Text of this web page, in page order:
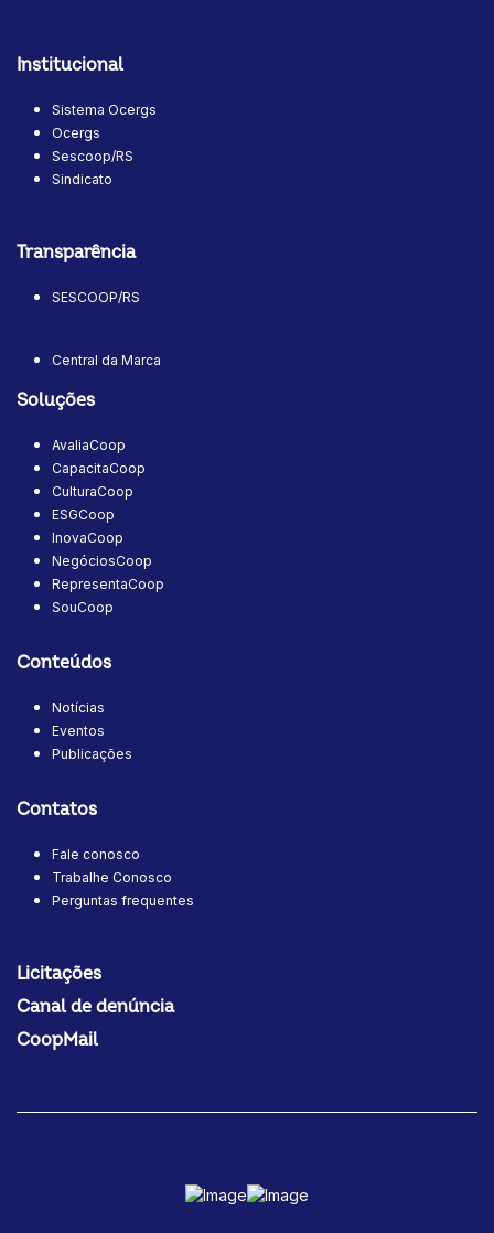
Institucional
Sistema Ocergs
Ocergs
Sescoop/RS
Sindicato
Transparência
SESCOOP/RS
Central da Marca
Soluções
AvaliaCoop
CapacitaCoop
CulturaCoop
ESGCoop
InovaCoop
NegóciosCoop
RepresentaCoop
SouCoop
Conteúdos
Notícias
Eventos
Publicações
Contatos
Fale conosco
Trabalhe Conosco
Perguntas frequentes
Licitações
Canal de denúncia
CoopMail